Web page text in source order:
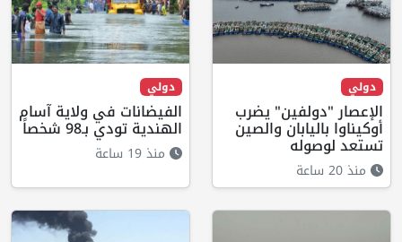
دولي
الإعصار "دولفين" يضرب
أوكيناوا باليابان والصين
تستعد لوصوله
منذ 20 ساعة
دولي
الفيضانات في ولاية آسام
الهندية تودي بـ98 شخصاً
منذ 19 ساعة